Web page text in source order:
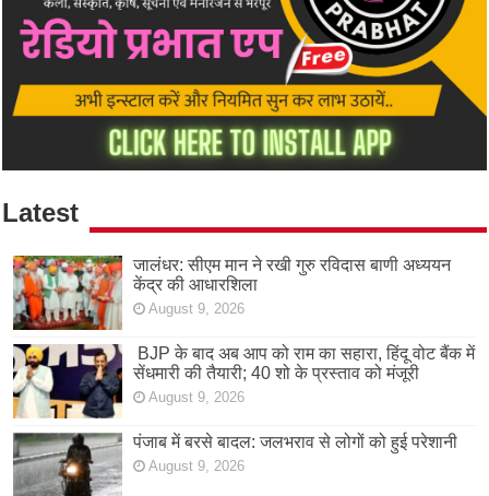
Latest
जालंधर: सीएम मान ने रखी गुरु रविदास बाणी अध्ययन
केंद्र की आधारशिला
August 9, 2026
BJP के बाद अब आप को राम का सहारा, हिंदू वोट बैंक में
सेंधमारी की तैयारी; 40 शो के प्रस्ताव को मंजूरी
August 9, 2026
पंजाब में बरसे बादल: जलभराव से लोगों को हुई परेशानी
August 9, 2026